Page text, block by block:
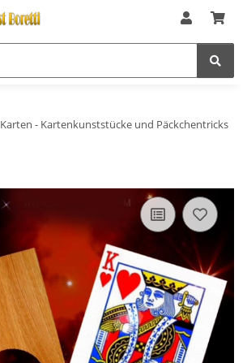
Karten - Kartenkunststücke und Päckchentricks